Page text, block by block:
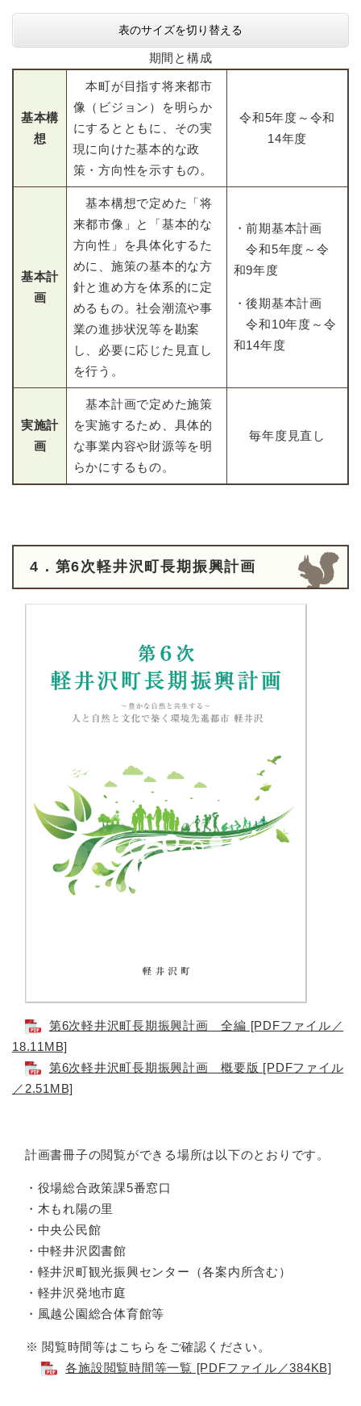
表のサイズを切り替える
期間と構成
基本構
想
本町が目指す将来都市
像（ビジョン）を明らか
にするとともに、その実
現に向けた基本的な政
策・方向性を示すもの。
令和5年度～令和
14年度
基本計
画
基本構想で定めた「将
来都市像」と「基本的な
方向性」を具体化するた
めに、施策の基本的な方
針と進め方を体系的に定
めるもの。社会潮流や事
業の進捗状況等を勘案
し、必要に応じた見直し
を行う。
・前期基本計画
令和5年度～令
和9年度
・後期基本計画
令和10年度～令
和14年度
実施計
画
基本計画で定めた施策
を実施するため、具体的
な事業内容や財源等を明
らかにするもの。
毎年度見直し
4．第6次軽井沢町長期振興計画
第6次軽井沢町長期振興計画 全編 [PDFファイル／
18.11MB]
第6次軽井沢町長期振興計画 概要版 [PDFファイル
／2.51MB]
計画書冊子の閲覧ができる場所は以下のとおりです。
・役場総合政策課5番窓口
・木もれ陽の里
・中央公民館
・中軽井沢図書館
・軽井沢町観光振興センター（各案内所含む）
・軽井沢発地市庭
・風越公園総合体育館等
※ 閲覧時間等はこちらをご確認ください。
各施設閲覧時間等一覧 [PDFファイル／384KB]